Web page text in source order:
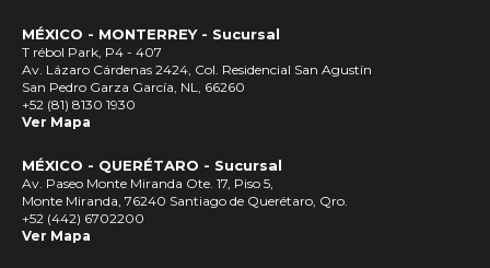
MÉXICO - MONTERREY - Sucursal
T rébol Park, P4 - 407
Av. Lázaro Cárdenas 2424, Col. Residencial San Agustín
San Pedro Garza García, NL, 66260
+52 (81) 8130 1930
Ver Mapa
MÉXICO - QUERÉTARO - Sucursal
Av. Paseo Monte Miranda Ote. 17, Piso 5,
Monte Miranda, 76240 Santiago de Querétaro, Qro.
+52 (442) 6702200
Ver Mapa